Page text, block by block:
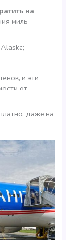
на
миль
и эти
от
даже на